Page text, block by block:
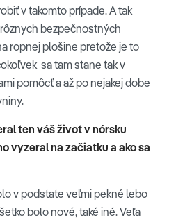
v takomto prípade. A tak
bezpečnostných
ropnej plošine pretože je to
sa tam stane tak v
pomôcť a až po nejakej dobe
ten váš život v nórsku
vyzeral na začiatku a ako sa
v podstate veľmi pekné lebo
bolo nové, také iné. Veľa